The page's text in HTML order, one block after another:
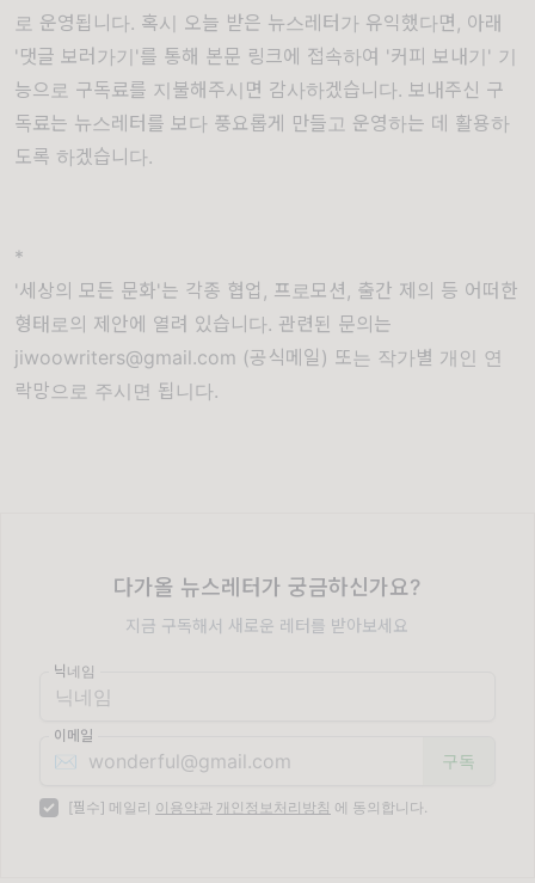
로 운영됩니다. 혹시 오늘 받은 뉴스레터가 유익했다면, 아래
'댓글 보러가기'를 통해 본문 링크에 접속하여 '커피 보내기' 기
능으로 구독료를 지불해주시면 감사하겠습니다. 보내주신 구
독료는 뉴스레터를 보다 풍요롭게 만들고 운영하는 데 활용하
도록 하겠습니다.
*
'세상의 모든 문화'는 각종 협업, 프로모션, 출간 제의 등 어떠한
형태로의 제안에 열려 있습니다. 관련된 문의는
jiwoowriters@gmail.com (공식메일) 또는 작가별 개인 연
락망으로 주시면 됩니다.
다가올 뉴스레터가 궁금하신가요?
지금 구독해서 새로운 레터를 받아보세요
닉네임
이메일
✉️
[필수] 메일리 이용약관 개인정보처리방침 에 동의합니다.